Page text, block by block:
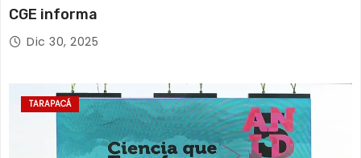
CGE informa
Dic 30, 2025
TARAPACÁ